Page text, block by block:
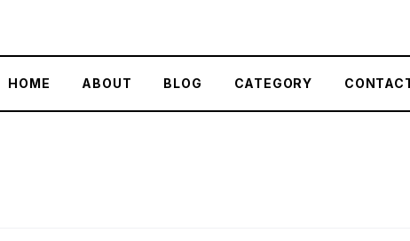
HOME ABOUT BLOG CATEGORY